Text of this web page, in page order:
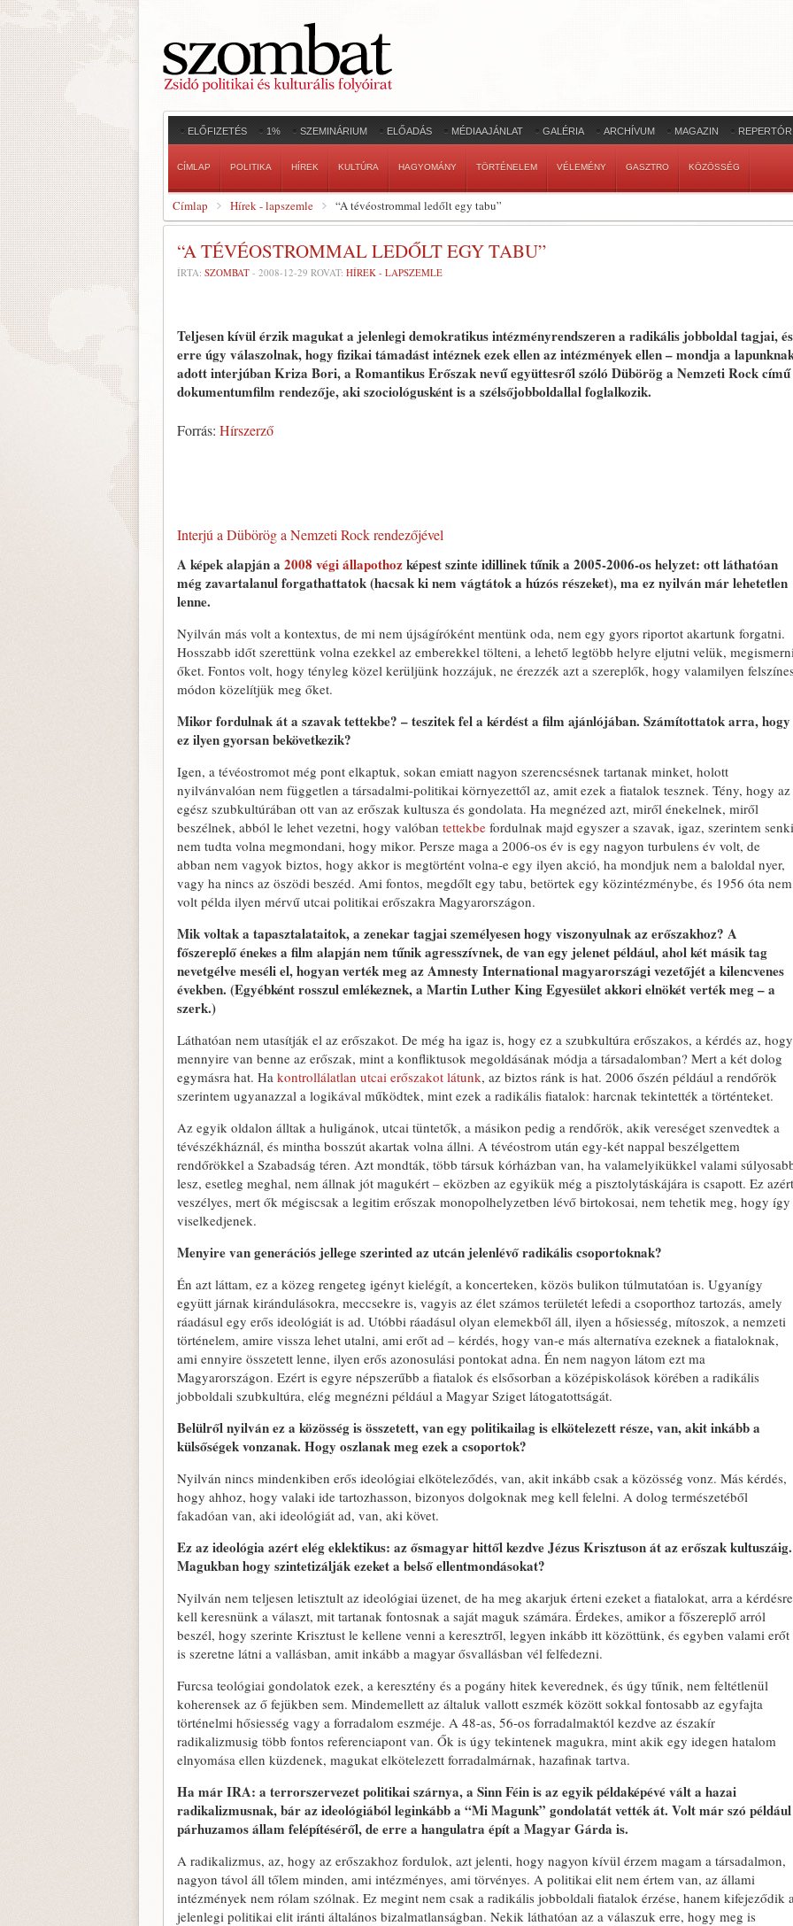
ELŐFIZETÉS 1% SZEMINÁRIUM ELŐADÁS MÉDIAAJÁNLAT GALÉRIA ARCHÍVUM MAGAZIN
CÍMLAP POLITIKA HÍREK KULTÚRA HAGYOMÁNY TÖRTÉNELEM VÉLEMÉNY GASZTRO KÖZÖSSÉG
Címlap Hírek - lapszemle “A tévéostrommal ledőlt egy tabu”
“A TÉVÉOSTROMMAL LEDŐLT EGY TABU”
ÍRTA: SZOMBAT - 2008-12-29 ROVAT: HÍREK - LAPSZEMLE
Teljesen kívül érzik magukat a jelenlegi demokratikus intézményrendszeren a radikális jobboldal tagjai, és
erre úgy válaszolnak, hogy fizikai támadást intéznek ezek ellen az intézmények ellen – mondja a
adott interjúban Kriza Bori, a Romantikus Erőszak nevű együttesről szóló Dübörög a Nemzeti Rock című
dokumentumfilm rendezője, aki szociológusként is a szélsőjobboldallal foglalkozik.
Forrás: Hírszerző
Interjú a Dübörög a Nemzeti Rock rendezőjével
A képek alapján a 2008 végi állapothozképest szinte idillinek tűnik a 2005-2006-os helyzet: ott láthatóan
még zavartalanul forgathattatok (hacsak ki nem vágtátok a húzós részeket), ma ez nyilván már lehetetlen
lenne.
Nyilván más volt a kontextus, de mi nem újságíróként mentünk oda, nem egy gyors riportot akartunk forgatni.
Hosszabb időt szerettünk volna ezekkel az emberekkel tölteni, a lehető legtöbb helyre eljutni velük,
őket. Fontos volt, hogy tényleg közel kerüljünk hozzájuk, ne érezzék azt a szereplők, hogy valamilyen
módon közelítjük meg őket.
Mikor fordulnak át a szavak tettekbe? – teszitek fel a kérdést a film ajánlójában. Számítottatok arra, hogy
ez ilyen gyorsan bekövetkezik?
Igen, a tévéostromot még pont elkaptuk, sokan emiatt nagyon szerencsésnek tartanak minket, holott
nyilvánvalóan nem független a társadalmi-politikai környezettől az, amit ezek a fiatalok tesznek. Tény, hogy az
egész szubkultúrában ott van az erőszak kultusza és gondolata. Ha megnézed azt, miről énekelnek, miről
beszélnek, abból le lehet vezetni, hogy valóban tettekbe fordulnak majd egyszer a szavak, igaz, szerintem senki
nem tudta volna megmondani, hogy mikor. Persze maga a 2006-os év is egy nagyon turbulens év volt, de
abban nem vagyok biztos, hogy akkor is megtörtént volna-e egy ilyen akció, ha mondjuk nem a baloldal nyer,
vagy ha nincs az öszödi beszéd. Ami fontos, megdőlt egy tabu, betörtek egy közintézménybe, és 1956 óta nem
volt példa ilyen mérvű utcai politikai erőszakra Magyarországon.
Mik voltak a tapasztalataitok, a zenekar tagjai személyesen hogy viszonyulnak az erőszakhoz? A
főszereplő énekes a film alapján nem tűnik agresszívnek, de van egy jelenet például, ahol két másik tag
nevetgélve meséli el, hogyan verték meg az Amnesty International magyarországi vezetőjét a kilencvenes
években. (Egyébként rosszul emlékeznek, a Martin Luther King Egyesület akkori elnökét verték meg – a
szerk.)
Láthatóan nem utasítják el az erőszakot. De még ha igaz is, hogy ez a szubkultúra erőszakos, a kérdés az, hogy
mennyire van benne az erőszak, mint a konfliktusok megoldásának módja a társadalomban? Mert a két dolog
egymásra hat. Ha kontrollálatlan utcai erőszakot látunk, az biztos ránk is hat. 2006 őszén például a rendőrök
szerintem ugyanazzal a logikával működtek, mint ezek a radikális fiatalok: harcnak tekintették a történteket.
Az egyik oldalon álltak a huligánok, utcai tüntetők, a másikon pedig a rendőrök, akik vereséget szenvedtek a
tévészékháznál, és mintha bosszút akartak volna állni. A tévéostrom után egy-két nappal beszélgettem
rendőrökkel a Szabadság téren. Azt mondták, több társuk kórházban van, ha valamelyikükkel valami
lesz, esetleg meghal, nem állnak jót magukért – eközben az egyikük még a pisztolytáskájára is csapott. Ez azért
veszélyes, mert ők mégiscsak a legitim erőszak monopolhelyzetben lévő birtokosai, nem tehetik meg, hogy így
viselkedjenek.
Menyire van generációs jellege szerinted az utcán jelenlévő radikális csoportoknak?
Én azt láttam, ez a közeg rengeteg igényt kielégít, a koncerteken, közös bulikon túlmutatóan is. Ugyanígy
együtt járnak kirándulásokra, meccsekre is, vagyis az élet számos területét lefedi a csoporthoz tartozás, amely
ráadásul egy erős ideológiát is ad. Utóbbi ráadásul olyan elemekből áll, ilyen a hősiesség, mítoszok, a nemzeti
történelem, amire vissza lehet utalni, ami erőt ad – kérdés, hogy van-e más alternatíva ezeknek a fiataloknak,
ami ennyire összetett lenne, ilyen erős azonosulási pontokat adna. Én nem nagyon látom ezt ma
Magyarországon. Ezért is egyre népszerűbb a fiatalok és elsősorban a középiskolások körében a radikális
jobboldali szubkultúra, elég megnézni például a Magyar Sziget látogatottságát.
Belülről nyilván ez a közösség is összetett, van egy politikailag is elkötelezett része, van, akit inkább a
külsőségek vonzanak. Hogy oszlanak meg ezek a csoportok?
Nyilván nincs mindenkiben erős ideológiai elköteleződés, van, akit inkább csak a közösség vonz. Más kérdés,
hogy ahhoz, hogy valaki ide tartozhasson, bizonyos dolgoknak meg kell felelni. A dolog természetéből
fakadóan van, aki ideológiát ad, van, aki követ.
Ez az ideológia azért elég eklektikus: az ősmagyar hittől kezdve Jézus Krisztuson át az erőszak kultuszáig.
Magukban hogy szintetizálják ezeket a belső ellentmondásokat?
Nyilván nem teljesen letisztult az ideológiai üzenet, de ha meg akarjuk érteni ezeket a fiatalokat, arra a kérdésre
kell keresnünk a választ, mit tartanak fontosnak a saját maguk számára. Érdekes, amikor a főszereplő arról
beszél, hogy szerinte Krisztust le kellene venni a keresztről, legyen inkább itt közöttünk, és egyben valami erőt
is szeretne látni a vallásban, amit inkább a magyar ősvallásban vél felfedezni.
Furcsa teológiai gondolatok ezek, a keresztény és a pogány hitek keverednek, és úgy tűnik, nem feltétlenül
koherensek az ő fejükben sem. Mindemellett az általuk vallott eszmék között sokkal fontosabb az egyfajta
történelmi hősiesség vagy a forradalom eszméje. A 48-as, 56-os forradalmaktól kezdve az északír
radikalizmusig több fontos referenciapont van. Ők is úgy tekintenek magukra, mint akik egy idegen hatalom
elnyomása ellen küzdenek, magukat elkötelezett forradalmárnak, hazafinak tartva.
Ha már IRA: a terrorszervezet politikai szárnya, a Sinn Féin is az egyik példaképévé vált a hazai
radikalizmusnak, bár az ideológiából leginkább a “Mi Magunk” gondolatát vették át. Volt már szó például
párhuzamos állam felépítéséről, de erre a hangulatra épít a Magyar Gárda is.
A radikalizmus, az, hogy az erőszakhoz fordulok, azt jelenti, hogy nagyon kívül érzem magam a társadalmon,
nagyon távol áll tőlem minden, ami intézményes, ami törvényes. A politikai elit nem értem van, az állami
intézmények nem rólam szólnak. Ez megint nem csak a radikális jobboldali fiatalok érzése, hanem kifejeződik
jelenlegi politikai elit iránti általános bizalmatlanságban. Nekik láthatóan az a válaszuk erre, hogy meg is